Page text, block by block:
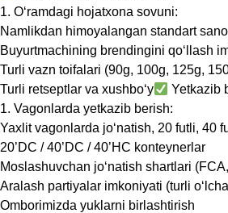
1. O‘ramdagi hojatxona sovuni:
Namlikdan himoyalangan standart
Buyurtmachining brendingini qo‘llash
Turli vazn toifalari (90g, 100g, 125g,
Turli retseptlar va xushbo‘y
Yetkazib
1. Vagonlarda yetkazib berish:
Yaxlit vagonlarda jo‘natish, 20 futli, 40
20’DC / 40’DC / 40’HC konteynerlar
Moslashuvchan jo‘natish shartlari
Aralash partiyalar imkoniyati (turli
Omborimizda yuklarni birlashtirish